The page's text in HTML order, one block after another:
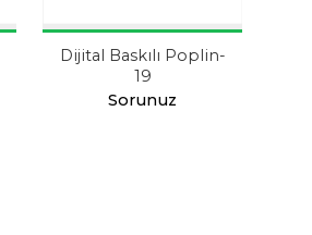
Dijital Baskılı Poplin-
19
Sorunuz